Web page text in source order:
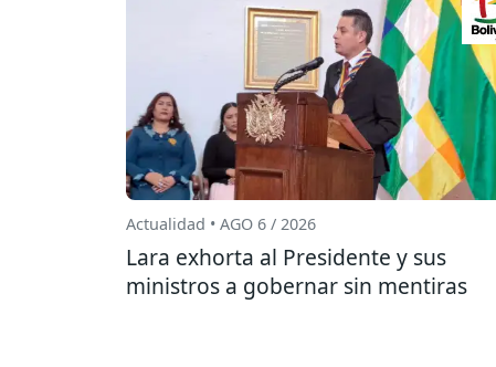
Actualidad • AGO 6 / 2026
Lara exhorta al Presidente y sus
ministros a gobernar sin mentiras